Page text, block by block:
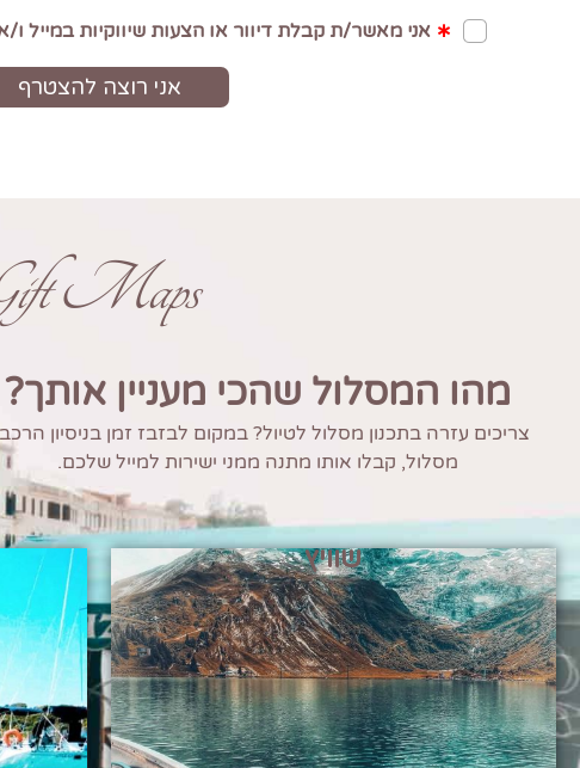
Maps
מהו המסלול שהכי מעניין אותך?
צריכים עזרה בתכנון מסלול לטיול? במקום לבזבז זמן בניסיון
מסלול, קבלו אותו מתנה ממני ישירות למייל שלכם.
שוויץ